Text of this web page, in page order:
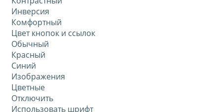
Инверсия
Комфортный
Цвет кнопок и ссылок
Обычный
Красный
Синий
Изображения
Цветные
Отключить
Использовать шрифт